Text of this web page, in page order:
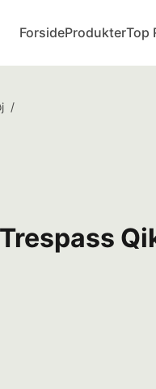
ForsideProdukterTop
/